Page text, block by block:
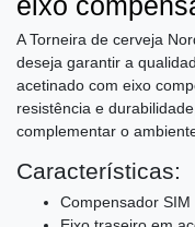
A Torneira de cerveja
deseja garantir a
acetinado com eixo
resistência e
complementar o
Características:
Compensador